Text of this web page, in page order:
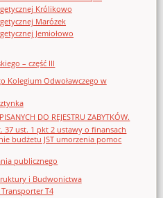
Królikowo
Marózek
Jemiołowo
– część III
Kolegium Odwoławczego w
DO REJESTRU ZABYTKÓW.
37 ust. 1 pkt 2 ustawy o finansach
budżetu JST umorzenia pomoc
publicznego
i Budwonictwa
T4